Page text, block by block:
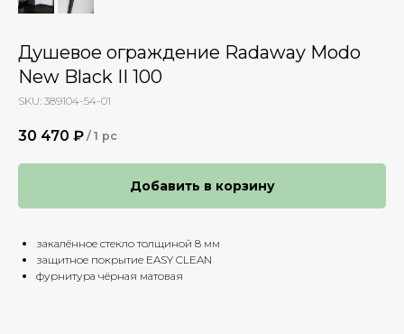
Душевое ограждение Radaway Modo
New Black II 100
SKU: 389104-54-01
30 470 ₽ / 1 pc
Добавить в корзину
закалённое стекло толщиной 8 мм
защитное покрытие EASY CLEAN
фурнитура чёрная матовая